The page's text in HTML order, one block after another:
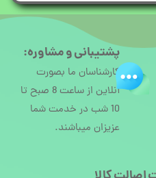
پشتیبانی و مشاوره:
کارشناسان ما بصورت
آنلاین از ساعت 8 صبح تا
10 شب در خدمت شما
عزیزان میباشند.